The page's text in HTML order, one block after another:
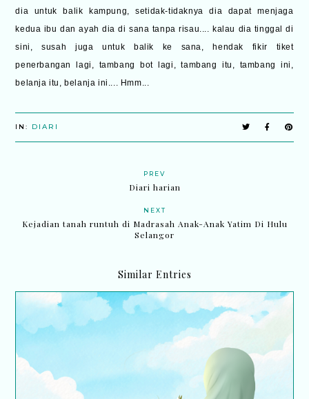
dia untuk balik kampung, setidak-tidaknya dia dapat menjaga
kedua ibu dan ayah dia di sana tanpa risau.... kalau dia tinggal di
sini, susah juga untuk balik ke sana, hendak fikir tiket
penerbangan lagi, tambang bot lagi, tambang itu, tambang ini,
belanja itu, belanja ini.... Hmm...
IN: DIARI
PREV
Diari harian
NEXT
Kejadian tanah runtuh di Madrasah Anak-Anak Yatim Di Hulu
Selangor
Similar Entries